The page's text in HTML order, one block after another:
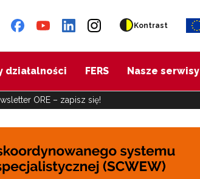
Kontrast
działalności FERS Nasze serwisy
ORE – zapisz się!
pomocy specjalistycznej (SCWEW)"